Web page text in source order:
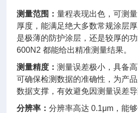
测量范围：量程表现出色，可测
厚度，能满足绝大多数常规涂层
是极薄的防护涂层，还是较厚的
600N2 都能给出精准测量结果。
测量精度：测量误差极小，具备
可确保检测数据的准确性，为产
数据支撑，有效避免因测量误差导
分辨率：分辨率高达 0.1μm，能